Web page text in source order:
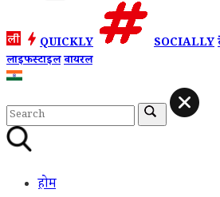
QUICKLY SOCIALLY
लाइफस्टाइलवायरल
होम